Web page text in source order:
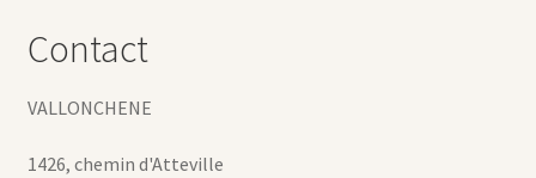
Contact
VALLONCHENE
1426, chemin d'Atteville